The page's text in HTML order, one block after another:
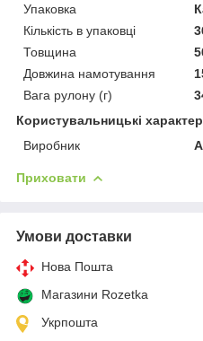
Упаковка
Кількість в упаковці
Товщина
Довжина намотування
Вага рулону (г)
Користувальницькі
Виробник
Приховати
Умови доставки
Нова Пошта
Магазини Rozetka
Укрпошта